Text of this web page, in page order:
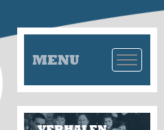
MENU